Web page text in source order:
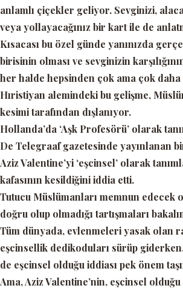
anlamlı çiçekler geliyor. Sevginizi,
veya yollayacağınız bir kart ile de
Kısacası bu özel günde yanınızda
birisinin olması ve sevginizin
her halde hepsinden çok ama çok
Hıristiyan alemindeki bu gelişme,
kesimi tarafından dışlanıyor.
Hollanda’da ‘Aşk Profesörü’ olarak
De Telegraaf gazetesinde yayınlanan
Aziz Valentine’yi ‘eşcinsel’ olarak
kafasının kesildiğini iddia etti.
Tutucu Müslümanları memnun edecek
doğru olup olmadığı tartışmaları
Tüm dünyada, evlenmeleri yasak olan
eşcinsellik dedikoduları sürüp
de eşcinsel olduğu iddiası pek önem
Ama, Aziz Valentine’nin, eşcinsel